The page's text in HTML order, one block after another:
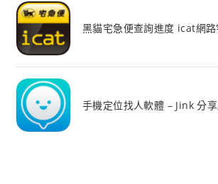
黑貓宅急便查詢進度 icat網
手機定位找人軟體 – Jink 分